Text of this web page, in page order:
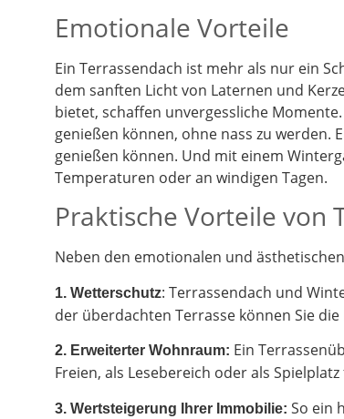
Emotionale Vorteile
Ein Terrassendach ist mehr als nur ein
dem sanften Licht von Laternen und
bietet, schaffen unvergessliche
genießen können, ohne nass zu werden.
genießen können. Und mit einem
Temperaturen oder an windigen Tagen.
Praktische Vorteile von
Neben den emotionalen und
1. Wetterschutz: Terrassendach und
der überdachten Terrasse können Sie
2. Erweiterter Wohnraum: Ein
Freien, als Lesebereich oder als
3. Wertsteigerung Ihrer Immobilie: So ein